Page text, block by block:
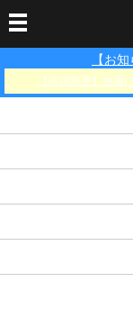
【お
【佐川急便】地震
3Dプリンター一覧